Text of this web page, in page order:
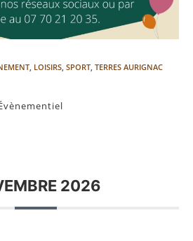
, LOISIRS, SPORT, TERRES AURIGNAC
2026